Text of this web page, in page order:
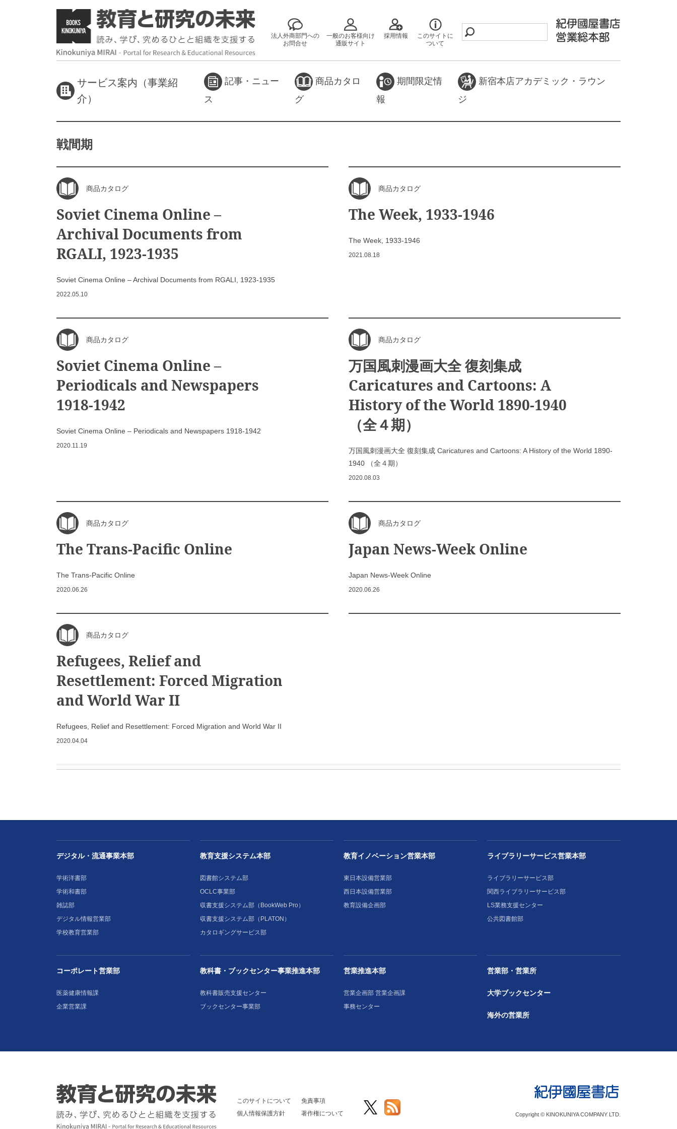
法人外商部門への
お問合せ
一般のお客様向け
通販サイト
採用情報
このサイトに
ついて
サービス案内（事業紹
介）
記事・ニュー
ス
商品カタロ
グ
期間限定情
報
新宿本店アカデミック・ラウン
ジ
戦間期
商品カタログ
Soviet Cinema Online –
Archival Documents from
RGALI, 1923-1935
Soviet Cinema Online – Archival Documents from RGALI, 1923-1935
2022.05.10
商品カタログ
The Week, 1933-1946
The Week, 1933-1946
2021.08.18
商品カタログ
Soviet Cinema Online –
Periodicals and Newspapers
1918-1942
Soviet Cinema Online – Periodicals and Newspapers 1918-1942
2020.11.19
商品カタログ
万国風刺漫画大全 復刻集成
Caricatures and Cartoons: A
History of the World 1890-1940
（全４期）
万国風刺漫画大全 復刻集成 Caricatures and Cartoons: A History of the World 1890-
1940 （全４期）
2020.08.03
商品カタログ
The Trans-Pacific Online
The Trans-Pacific Online
2020.06.26
商品カタログ
Japan News-Week Online
Japan News-Week Online
2020.06.26
商品カタログ
Refugees, Relief and
Resettlement: Forced Migration
and World War II
Refugees, Relief and Resettlement: Forced Migration and World War II
2020.04.04
デジタル・流通事業本部
学術洋書部
学術和書部
雑誌部
デジタル情報営業部
学校教育営業部
教育支援システム本部
図書館システム部
OCLC事業部
収書支援システム部（BookWeb Pro）
収書支援システム部（PLATON）
カタロギングサービス部
教育イノベーション営業本部
東日本設備営業部
西日本設備営業部
教育設備企画部
ライブラリーサービス営業本部
ライブラリーサービス部
関西ライブラリーサービス部
LS業務支援センター
公共図書館部
コーポレート営業部
医薬健康情報課
企業営業課
教科書・ブックセンター事業推進本部
教科書販売支援センター
ブックセンター事業部
営業推進本部
営業企画部 営業企画課
事務センター
営業部・営業所
大学ブックセンター
海外の営業所
このサイトについて
個人情報保護方針
免責事項
著作権について
Copyright © KINOKUNIYA COMPANY LTD.